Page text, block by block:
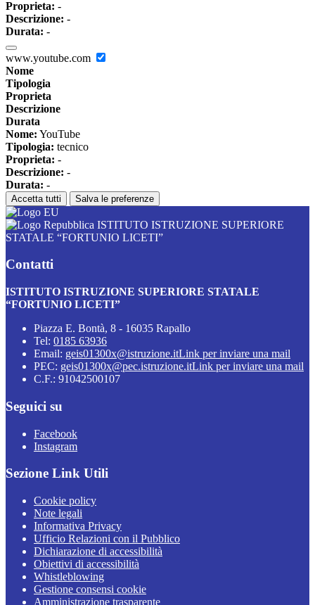
Proprieta: -
Descrizione: -
Durata: -
www.youtube.com
Nome
Tipologia
Proprieta
Descrizione
Durata
Nome: YouTube
Tipologia: tecnico
Proprieta: -
Descrizione: -
Durata: -
Accetta tutti Salva le preferenze
ISTITUTO ISTRUZIONE SUPERIORE
STATALE “FORTUNIO LICETI”
Contatti
ISTITUTO ISTRUZIONE SUPERIORE STATALE
“FORTUNIO LICETI”
Piazza E. Bontà, 8 - 16035 Rapallo
Tel: 0185 63936
Email: geis01300x@istruzione.itLink per inviare una mail
PEC: geis01300x@pec.istruzione.itLink per inviare una mail
C.F.: 91042500107
Seguici su
Facebook
Instagram
Sezione Link Utili
Cookie policy
Note legali
Informativa Privacy
Ufficio Relazioni con il Pubblico
Dichiarazione di accessibilità
Obiettivi di accessibilità
Whistleblowing
Gestione consensi cookie
Amministrazione trasparente